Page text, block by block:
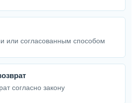
или согласованным способом
согласно закону